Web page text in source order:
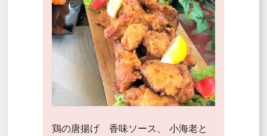
鶏の唐揚げ 香味ソース、 小海老と